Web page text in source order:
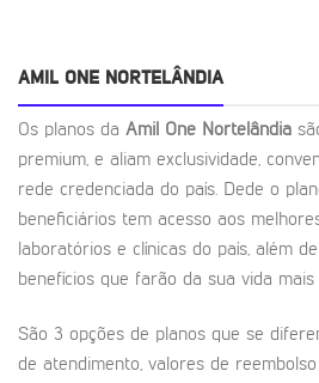
AMIL ONE NORTELÂNDIA
Os planos da Amil One Nortelândia
premium, e aliam exclusividade,
rede credenciada do país. Dede o
beneficiários tem acesso aos
laboratórios e clínicas do país, além
benefícios que farão da sua vida
São 3 opções de planos que se
de atendimento, valores de